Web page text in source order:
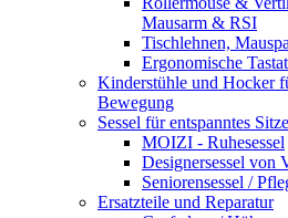
Mausarm & RSI
Tischlehnen,
Ergonomische
Kinderstühle und Hocker
Bewegung
Sessel für entspanntes
MOIZI - Ruhesessel
Designersessel von
Seniorensessel /
Ersatzteile und Reparatur